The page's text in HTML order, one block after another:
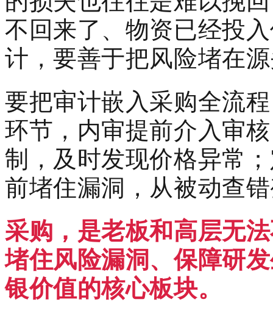
不回来了、物资已经投
计，要善于把风险堵在
要把审计嵌入采购全流
环节，内审提前介入审
制，及时发现价格异常
前堵住漏洞，从被动查
采购，是老板和高层无
堵住风险漏洞、保障研
银价值的核心板块。